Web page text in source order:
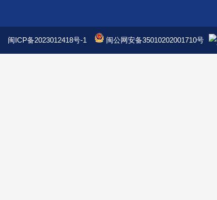
闽ICP备2023012418号-1 闽公网安备35010202001710号